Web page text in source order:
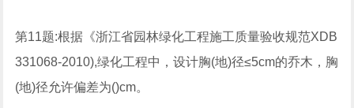
第11题:根据《浙江省园林绿化工程施工质量验收规范XDB
331068-2010),绿化工程中，设计胸(地)径≤5cm的乔木，胸
(地)径允许偏差为()cm。